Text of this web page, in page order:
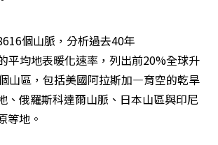
個山脈，分析過去40年
平均地表暖化速率，列出前20%全球升
山區，包括美國阿拉斯加—育空的乾旱
、俄羅斯科達爾山脈、日本山區與印尼
等地。